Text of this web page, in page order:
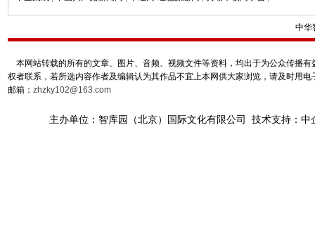
中华
本网站转载的所有的文章、图片、音频、视频文件等资料，均出于为公众传播
权者联系，若所选内容作者及编辑认为其作品不宜上本网供大家浏览，请及时用
邮箱： zhzky102@163.com
主办单位：智库园（北京）国际文化有限公司 技术支持：